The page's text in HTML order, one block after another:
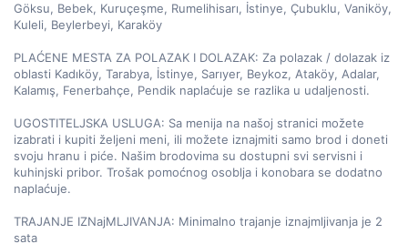
Göksu, Bebek, Kuruçeşme, Rumelihisarı, İstinye, Çubuklu, Vaniköy,
Kuleli, Beylerbeyi, Karaköy
PLAĆENE MESTA ZA POLAZAK I DOLAZAK: Za polazak / dolazak iz
oblasti Kadıköy, Tarabya, İstinye, Sarıyer, Beykoz, Ataköy, Adalar,
Kalamış, Fenerbahçe, Pendik naplaćuje se razlika u udaljenosti.
UGOSTITELJSKA USLUGA: Sa menija na našoj stranici možete
izabrati i kupiti željeni meni, ili možete iznajmiti samo brod i doneti
svoju hranu i piće. Našim brodovima su dostupni svi servisni i
kuhinjski pribor. Trošak pomoćnog osoblja i konobara se dodatno
naplaćuje.
TRAJANJE IZNajMLJIVANJA: Minimalno trajanje iznajmljivanja je 2
sata